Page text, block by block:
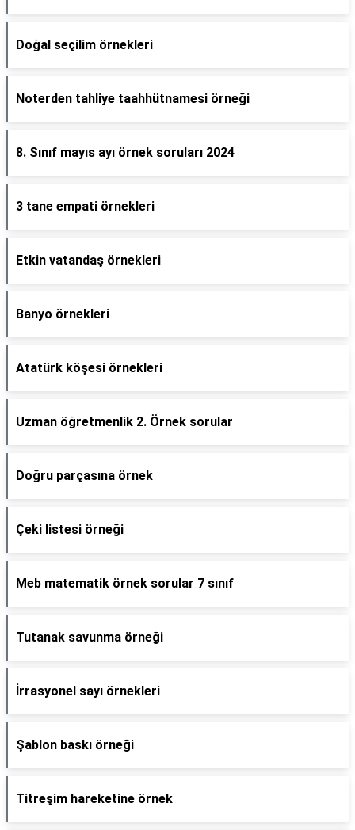
Doğal seçilim örnekleri
Noterden tahliye taahhütnamesi örneği
8. Sınıf mayıs ayı örnek soruları 2024
3 tane empati örnekleri
Etkin vatandaş örnekleri
Banyo örnekleri
Atatürk köşesi örnekleri
Uzman öğretmenlik 2. Örnek sorular
Doğru parçasına örnek
Çeki listesi örneği
Meb matematik örnek sorular 7 sınıf
Tutanak savunma örneği
İrrasyonel sayı örnekleri
Şablon baskı örneği
Titreşim hareketine örnek